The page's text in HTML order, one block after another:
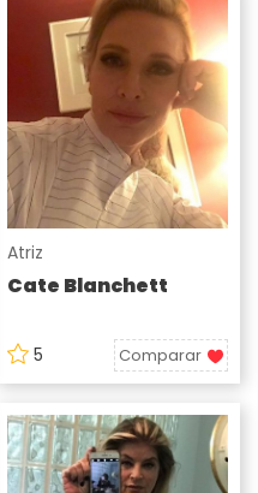
Atriz
Cate Blanchett
5 Comparar